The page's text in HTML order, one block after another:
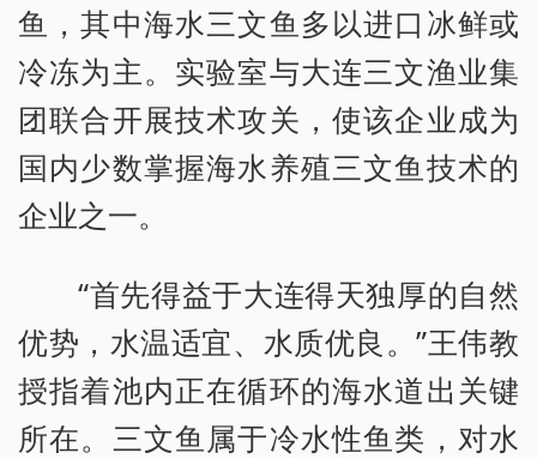
鱼，其中海水三文鱼多以进口冰鲜或
冷冻为主。实验室与大连三文渔业集
团联合开展技术攻关，使该企业成为
国内少数掌握海水养殖三文鱼技术的
企业之一。
“首先得益于大连得天独厚的自然
优势，水温适宜、水质优良。”王伟教
授指着池内正在循环的海水道出关键
所在。三文鱼属于冷水性鱼类，对水